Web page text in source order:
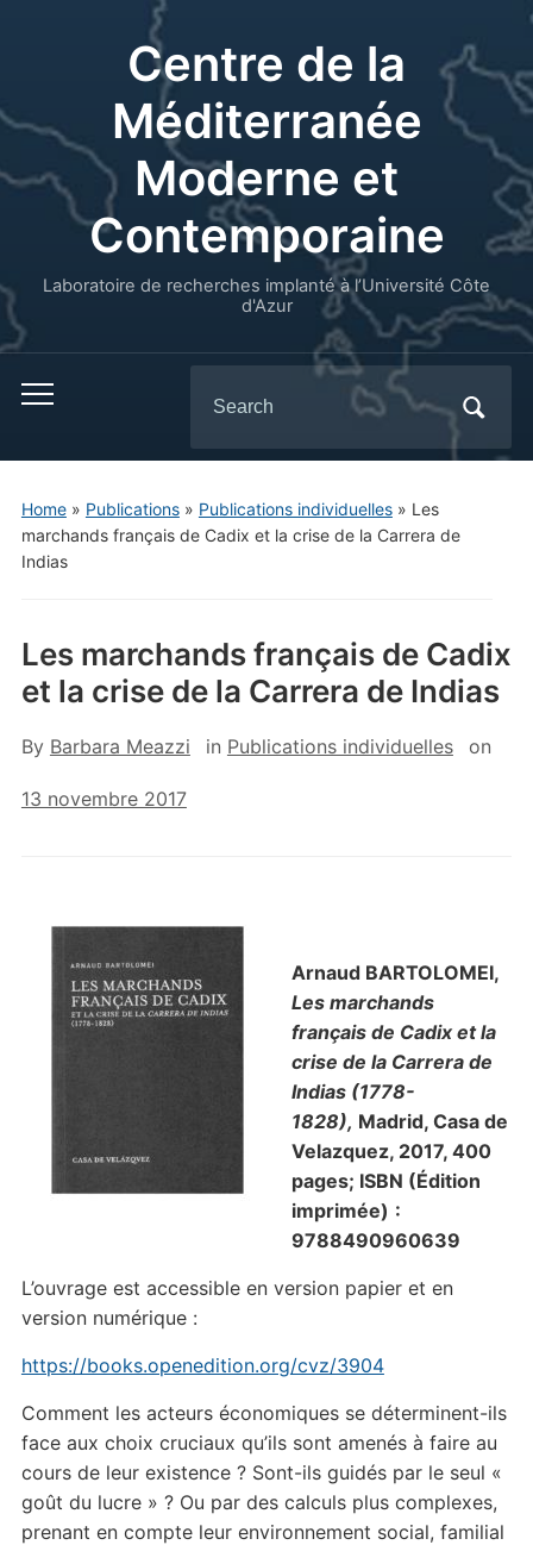
Centre de la
Méditerranée
Moderne et
Contemporaine
Laboratoire de recherches implanté à l’Université Côte
d'Azur
for:
Home» Publications» Publications individuelles» Les
marchands français de Cadix et la crise de la Carrera de
Indias
Les marchands français de Cadix
et la crise de la Carrera de Indias
By Barbara Meazzi in Publications individuelles on
13 novembre 2017
Arnaud BARTOLOMEI,
Les marchands
français de Cadix et la
crise de la Carrera de
Indias (1778-
1828), Madrid, Casa de
Velazquez, 2017, 400
pages; ISBN (Édition
imprimée) :
9788490960639
L’ouvrage est accessible en version papier et en
version numérique :
https://books.openedition.org/cvz/3904
Comment les acteurs économiques se déterminent-ils
face aux choix cruciaux qu’ils sont amenés à faire au
cours de leur existence ? Sont-ils guidés par le seul «
goût du lucre » ? Ou par des calculs plus complexes,
prenant en compte leur environnement social, familial